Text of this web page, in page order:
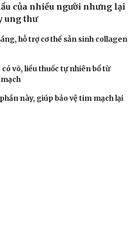
của nhiều người nhưng lại
ung thư
hỗ trợ cơ thể sản sinh collagen
võ, liều thuốc tự nhiên bổ từ
này, giúp bảo vệ tim mạch lại